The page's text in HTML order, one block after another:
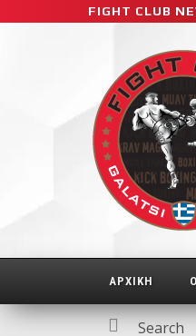
FIGHT CLUB
μεγαλύτερο και πιο δύσκολο
ΑΡΧΙΚΗ